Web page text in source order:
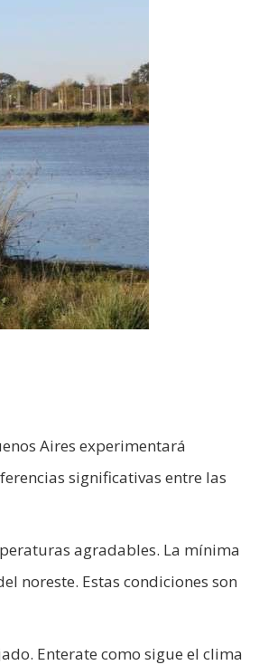
Aires experimentará
significativas entre las
agradables. La mínima
noreste. Estas condiciones son
Enterate como sigue el clima